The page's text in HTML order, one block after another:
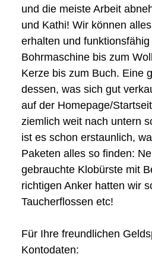
und die meiste Arbeit
und Kathi! Wir können
erhalten und
Bohrmaschine bis zum
Kerze bis zum Buch. Eine
dessen, was sich gut
auf der Homepage/
ziemlich weit nach untern
ist es schon erstaunlich,
Paketen alles so finden:
gebrauchte Klobürste mit
richtigen Anker hatten wir
Taucherflossen etc!
Für Ihre freundlichen
Kontodaten: